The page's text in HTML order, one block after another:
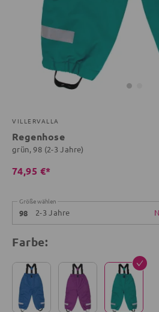
VILLERVALLA
Regenhose
grün, 98 (2-3 Jahre)
74,95 €*
Größe wählen
98 2-3 Jahre
Farbe: